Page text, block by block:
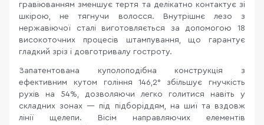
гравіюванням зменшує тертя та делікатно контактує зі
шкірою, не тягнучи волосся. Внутрішнє лезо з
нержавіючої сталі виготовляється за допомогою 18
високоточних процесів штампування, що гарантує
гладкий зріз і довготривалу гостроту.
Запатентована куполоподібна конструкція з
ефективним кутом гоління 146,2° збільшує гнучкість
рухів на 54%, дозволяючи легко голитися навіть у
складних зонах — під підборіддям, на шиї та вздовж
лінії щелепи. Вісім направляючих елементів